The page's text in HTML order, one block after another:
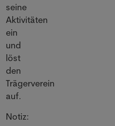
seine
Aktivitäten
ein
und
löst
den
Trägerverein
auf.
Notiz: